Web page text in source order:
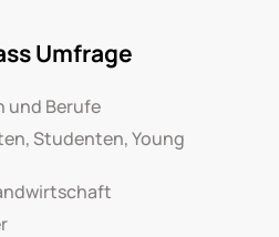
Umfrage
und Berufe
Studenten, Young